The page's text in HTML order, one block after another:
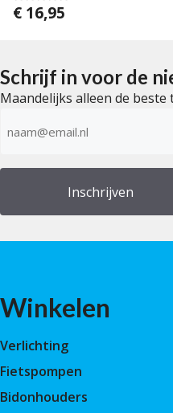
0
€ 16,95
Schrijf in voor de
Maandelijks alleen de beste
mailadres
Winkelen
Verlichting
Fietspompen
Bidonhouders